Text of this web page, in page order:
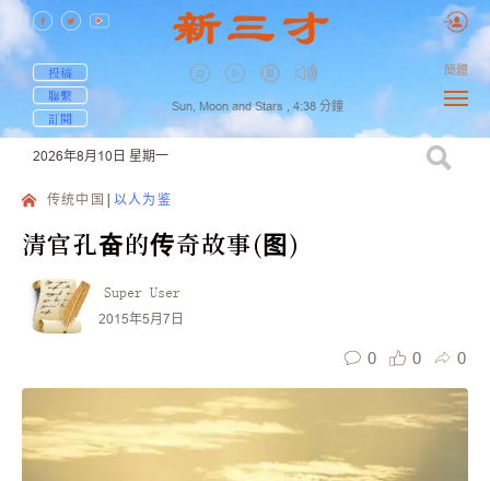
投稿
聯繫
訂閱
Sun, Moon and Stars , 4:38 分鐘
簡體
2026年8月10日 星期一
传统中国 以人为鉴
清官孔奋的传奇故事(图)
Super User
2015年5月7日
0 0 0